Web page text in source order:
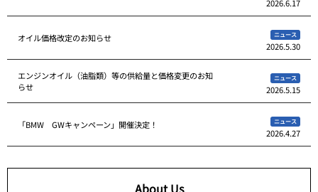
2026.6.17
オイル価格改定のお知らせ ニュース
2026.5.30
エンジンオイル（油脂類）等の供給量と価格変更のお知
らせ
ニュース
2026.5.15
「BMW GWキャンペーン」開催決定！ ニュース
2026.4.27
About Us